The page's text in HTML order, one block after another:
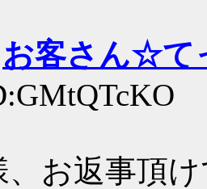
お客さん☆て
、お返事頂